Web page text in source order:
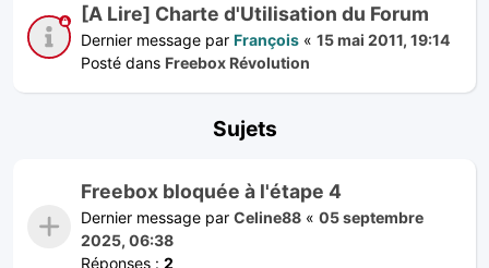
[A Lire] Charte d'Utilisation du Forum
Dernier message par François « 15 mai 2011, 19:14
Posté dans Freebox Révolution
Sujets
Freebox bloquée à l'étape 4
Dernier message par Celine88 « 05 septembre
2025, 06:38
Réponses : 2